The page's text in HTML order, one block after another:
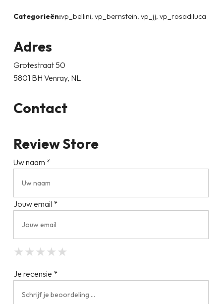
Categorieën:vp_bellini, vp_bernstein, vp_jj, vp_rosadiluca
Adres
Grotestraat 50
5801 BH Venray, NL
Contact
Review Store
Uw naam *
Jouw email *
★
★ ★
★ ★ ★
★ ★ ★ ★
★ ★ ★ ★ ★
Je recensie *